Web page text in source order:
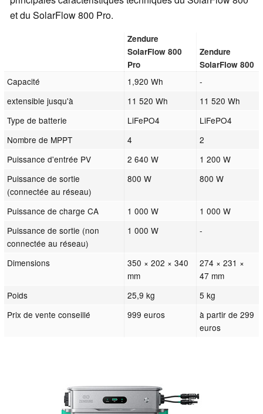
et du SolarFlow 800 Pro.
Zendure
SolarFlow 800
Pro
Zendure
SolarFlow 800
Capacité 1,920 Wh
-
extensible jusqu'à
11 520 Wh
11 520 Wh
Type de batterie
LiFePO4
LiFePO4
Nombre de MPPT
4
2
Puissance d'entrée PV
2 640 W
1 200 W
Puissance de sortie
(connectée au réseau)
800 W 800 W
Puissance de charge CA 1 000 W
1 000 W
Puissance de sortie (non
connectée au réseau)
1 000 W -
Dimensions
350 × 202 × 340
mm
274 × 231 ×
47 mm
Poids
25,9 kg
5 kg
Prix de vente conseillé
999 euros
à partir de 299
euros